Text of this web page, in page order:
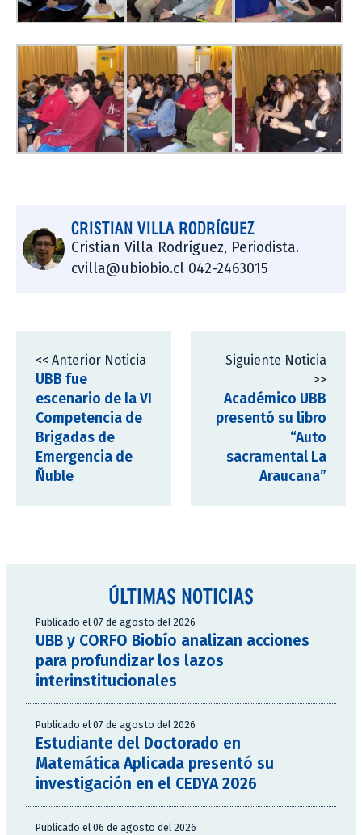
CRISTIAN VILLA RODRÍGUEZ
Cristian Villa Rodríguez, Periodista.
cvilla@ubiobio.cl 042-2463015
<< Anterior Noticia
UBB fue
escenario de la VI
Competencia de
Brigadas de
Emergencia de
Ñuble
Siguiente Noticia
>>
Académico UBB
presentó su libro
“Auto
sacramental La
Araucana”
ÚLTIMAS NOTICIAS
Publicado el 07 de agosto del 2026
UBB y CORFO Biobío analizan acciones
para profundizar los lazos
interinstitucionales
Publicado el 07 de agosto del 2026
Estudiante del Doctorado en
Matemática Aplicada presentó su
investigación en el CEDYA 2026
Publicado el 06 de agosto del 2026